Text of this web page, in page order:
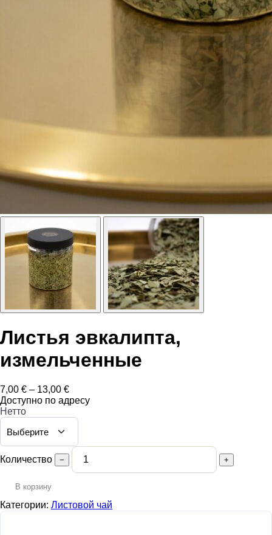
Листья эвкалипта,
измельченные
7,00 € – 13,00 €Диапазон
цен:
Доступно по адресу
Нетто
Количество − +
В корзину
Категории: Листовой чай